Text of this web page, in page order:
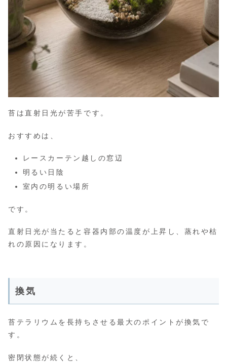
苔は直射日光が苦手です。
おすすめは、
レースカーテン越しの窓辺
明るい日陰
室内の明るい場所
です。
直射日光が当たると容器内部の温度が上昇し、蒸れや枯
れの原因になります。
換気
苔テラリウムを長持ちさせる最大のポイントが換気で
す。
密閉状態が続くと、